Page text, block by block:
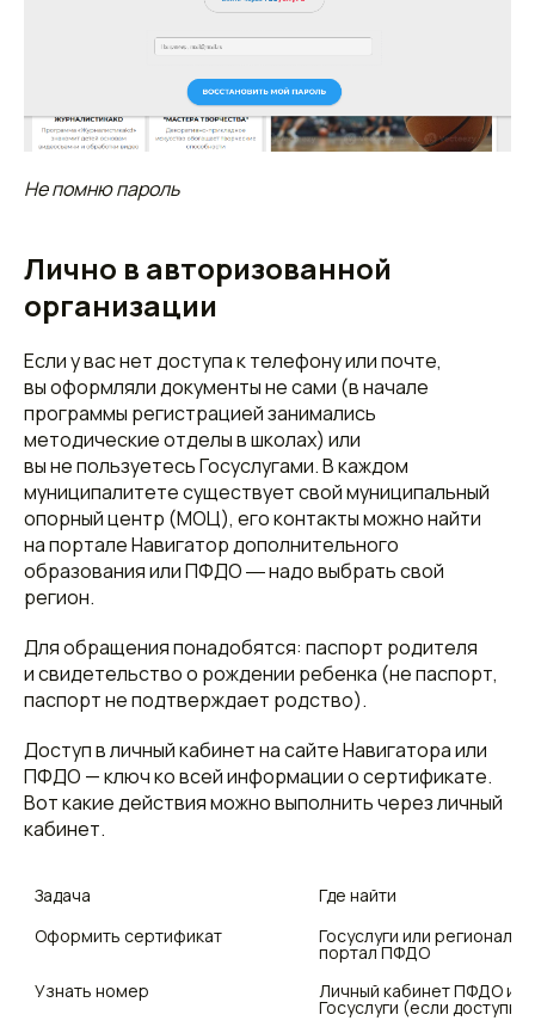
Не помню пароль
Лично в авторизованной
организации
Если у вас нет доступа к телефону или почте,
вы оформляли документы не сами (в начале
программы регистрацией занимались
методические отделы в школах) или
вы не пользуетесь Госуслугами. В каждом
муниципалитете существует свой муниципальный
опорный центр (МОЦ), его контакты можно найти
на портале Навигатор дополнительного
образования или ПФДО ― надо выбрать свой
регион.
Для обращения понадобятся: паспорт родителя
и свидетельство о рождении ребенка (не паспорт,
паспорт не подтверждает родство).
Доступ в личный кабинет на сайте Навигатора или
ПФДО — ключ ко всей информации о сертификате.
Вот какие действия можно выполнить через личный
кабинет.
Задача
Где найти
Оформить сертификат
Госуслуги или
портал ПФДО
Узнать номер
Личный кабинет ПФДО или
Госуслуги (если доступно)